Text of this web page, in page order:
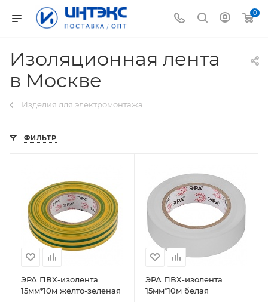
0
Изоляционная лента
в Москве
Изделия для электромонтажа
ФИЛЬТР
ЭРА ПВХ-изолента
15мм*10м желто-зеленая
ЭРА ПВХ-изолента
15мм*10м белая